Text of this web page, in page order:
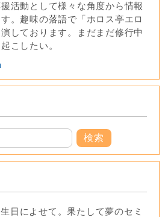
活動として様々な角度から情報
。趣味の落語で「ホロス亭エロ
しております。まだまだ修行中
こしたい。
日によせて。果たして夢のセミ